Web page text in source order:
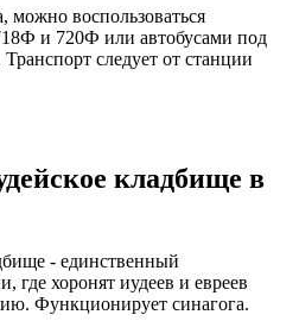
можно воспользоваться
и 720Ф или автобусами под
следует от станции
кладбище в
- единственный
где хоронят иудеев и евреев
Функционирует синагога.